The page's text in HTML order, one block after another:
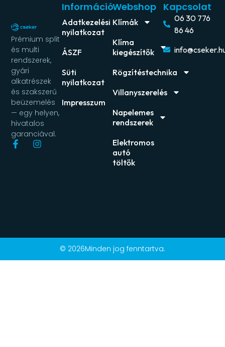
Prémium split
és multi
rendszerek,
gyári
alkatrészek
és szakszerű
beüzemelés
— egy helyen,
hivatalos
garanciával.
Webshop
Klímák
Klíma
kiegészítők
Rögzítéstechnika
Villanyszerelés
Napelemes
rendszerek
Elektromos
autó
töltők
Információ
Adatkezelési
nyilatkozat
ÁSZF
Süti
nyilatkozat
Impresszum
Kapcsolat
06 30 776
86 46
© 2026Minden jog fenntartva.